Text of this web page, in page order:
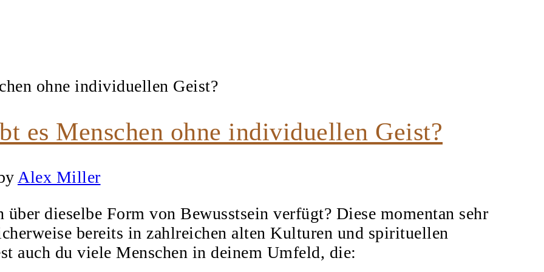
es Menschen ohne individuellen Geist?
Alex Miller
dieselbe Form von Bewusstsein verfügt? Diese momentan sehr
bereits in zahlreichen alten Kulturen und spirituellen
auch du viele Menschen in deinem Umfeld, die: